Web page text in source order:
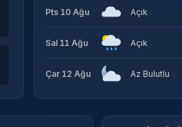
Pts 10 Ağu Açık
Sal 11 Ağu Açık
Çar 12 Ağu Az Bulutlu